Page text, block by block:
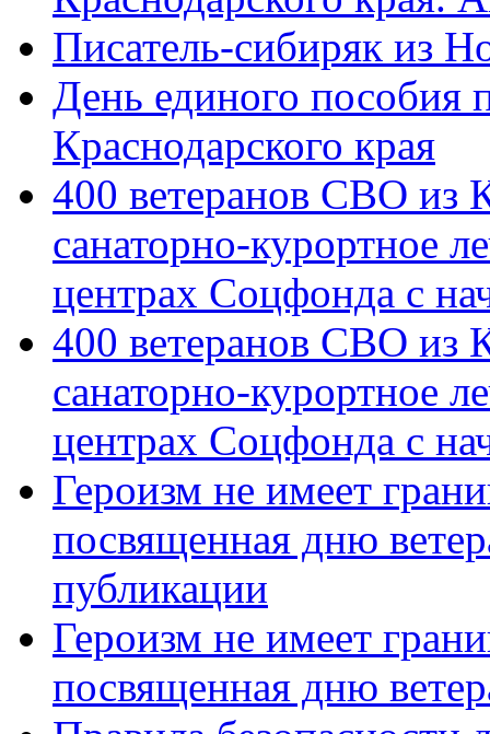
Писатель-сибиряк из
День единого пособия
Краснодарского края
400 ветеранов СВО из
санаторно-курортное
центрах Соцфонда с
400 ветеранов СВО из
санаторно-курортное
центрах Соцфонда с
Героизм не имеет
посвященная дню
публикации
Героизм не имеет
посвященная дню